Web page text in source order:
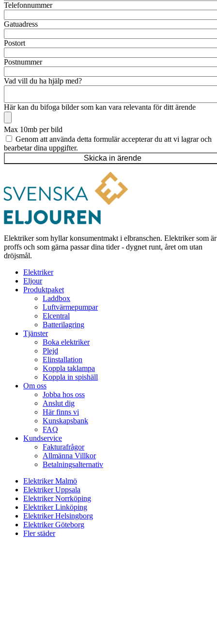
Telefonnummer
Gatuadress
Postort
Postnummer
Vad vill du ha hjälp med?
Här kan du bifoga bilder som kan vara relevanta för ditt ärende
Max 10mb per bild
Genom att använda detta formulär accepterar du att vi lagrar och
bearbetar dina uppgifter.
Elektriker som hyllar konsumentmakt i elbranschen. Elektriker som är
proffs och som gärna passar dina tider - dygnet runt, året om utan
dröjsmål.
Elektriker
Eljour
Produktpaket
Laddbox
Luftvärmepumpar
Elcentral
Batterilagring
Tjänster
Boka elektriker
Plejd
Elinstallation
Koppla taklampa
Koppla in spishäll
Om oss
Jobba hos oss
Anslut dig
Här finns vi
Kunskapsbank
FAQ
Kundservice
Fakturafrågor
Allmänna Villkor
Betalningsalternativ
Elektriker Malmö
Elektriker Uppsala
Elektriker Norrköping
Elektriker Linköping
Elektriker Helsingborg
Elektriker Göteborg
Fler städer